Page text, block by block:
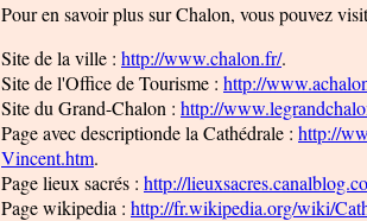
Pour en savoir plus sur Chalon, vous pouvez
Site de la ville : http://www.chalon.fr/.
Site de l'Office de Tourisme : http://
Site du Grand-Chalon : http://
Page avec descriptionde la Cathédrale : http://
Vincent.htm.
Page lieux sacrés : http://
Page wikipedia : http://fr.wikipedia.org/wiki/